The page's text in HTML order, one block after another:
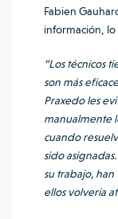
Fabien
información, lo
“Los técnicos
son más
Praxedo les
manualmente
cuando
sido
su trabajo,
ellos volvería